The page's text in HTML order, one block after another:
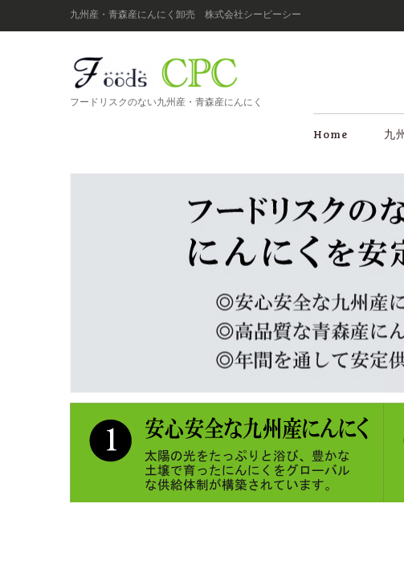
九州産・青森産にんにく卸売 株式会社シーピーシー
フードリスクのない九州産・青森産にんにく
Home 九